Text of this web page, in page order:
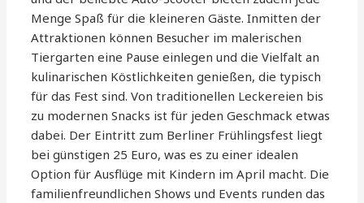
Menge Spaß für die kleineren Gäste. Inmitten der
Attraktionen können Besucher im malerischen
Tiergarten eine Pause einlegen und die Vielfalt an
kulinarischen Köstlichkeiten genießen, die typisch
für das Fest sind. Von traditionellen Leckereien bis
zu modernen Snacks ist für jeden Geschmack etwas
dabei. Der Eintritt zum Berliner Frühlingsfest liegt
bei günstigen 25 Euro, was es zu einer idealen
Option für Ausflüge mit Kindern im April macht. Die
familienfreundlichen Shows und Events runden das